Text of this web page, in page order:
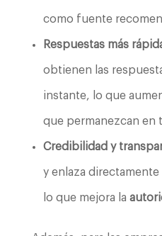
como fuente
Respuestas más
obtienen las
instante, lo que
que permanezcan en
Credibilidad y
y enlaza
lo que mejora la